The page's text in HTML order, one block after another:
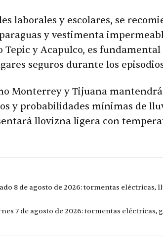
laborales y escolares, se
y vestimenta
Tepic y Acapulco, es
seguros durante los
Monterrey y Tijuana
y probabilidades mínimas de
llovizna ligera con
8 de agosto de 2026: tormentas eléctricas,
7 de agosto de 2026: tormentas eléctricas,